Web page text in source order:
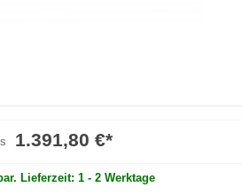
1.391,80 €*
Lieferzeit: 1 - 2 Werktage